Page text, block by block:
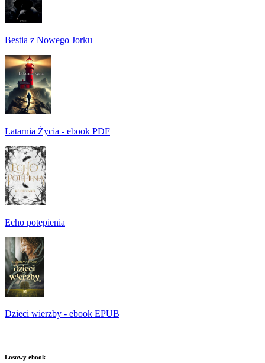
Bestia z Nowego Jorku
Latarnia Życia - ebook PDF
Echo potępienia
Dzieci wierzby - ebook EPUB
Losowy ebook